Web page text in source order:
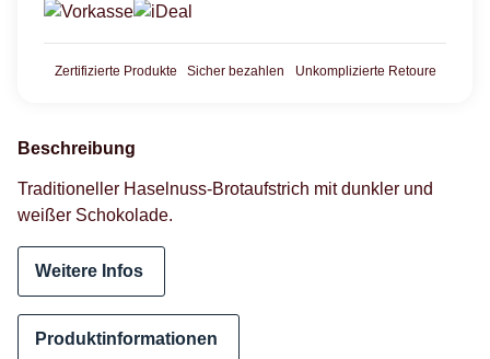
Zertifizierte Produkte Sicher bezahlen Unkomplizierte Retoure
Beschreibung
Traditioneller Haselnuss-Brotaufstrich mit dunkler und
weißer Schokolade.
Weitere Infos
Produktinformationen